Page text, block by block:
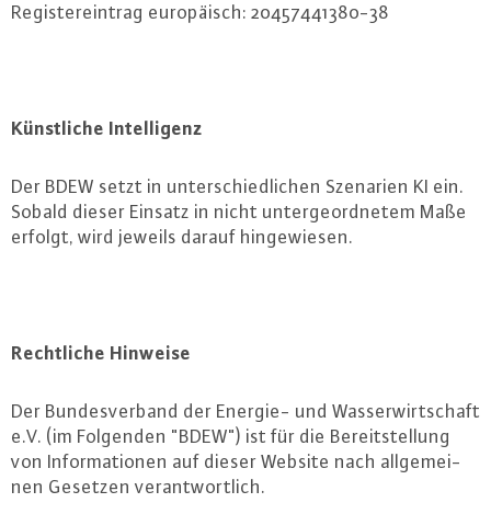
Re­gis­ter­ein­trag eu­ro­pä­isch: 20457441380-38
Künst­li­che In­tel­li­genz
Der BDEW setzt in un­ter­schied­li­chen Szenarien KI ein.
Sobald dieser Einsatz in nicht un­ter­ge­ord­ne­tem Maße
erfolgt, wird jeweils darauf hin­ge­wie­sen.
Recht­li­che Hinweise
Der Bun­des­ver­band der Energie- und Was­ser­wirt­schaft
e.V. (im Folgenden "BDEW") ist für die Be­reit­stel­lung
von In­for­ma­tio­nen auf dieser Website nach all­ge­mei­
nen Gesetzen ver­ant­wort­lich.